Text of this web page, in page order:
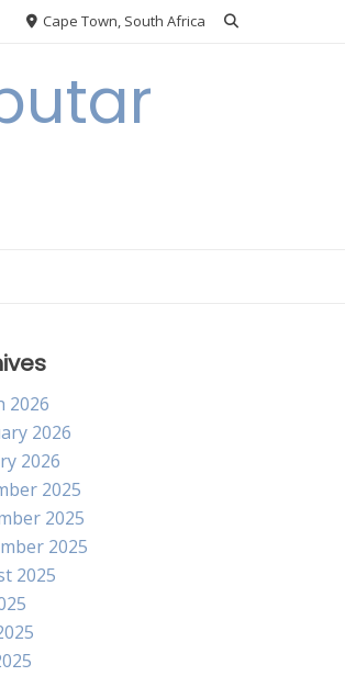
Cape Town, South Africa
2026
2026
2026
2025
2025
2025
2025